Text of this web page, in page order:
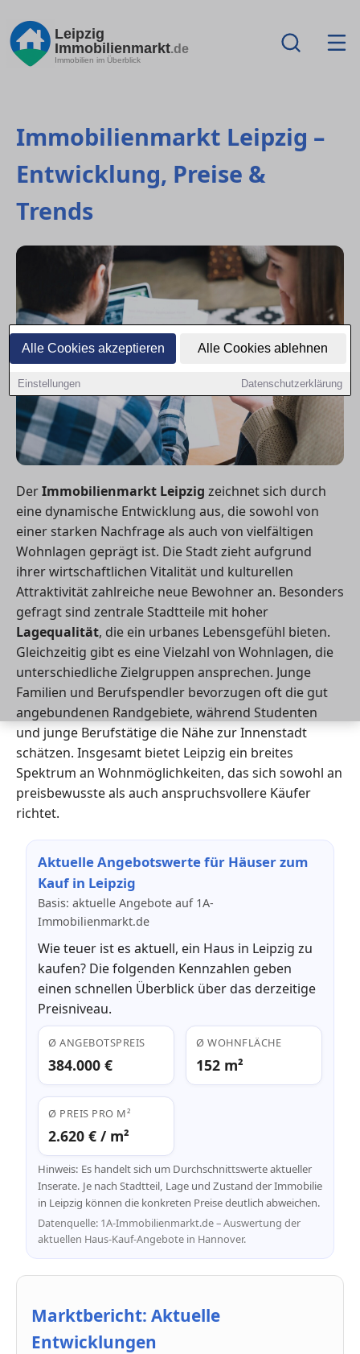
Alle Cookies akzeptieren Alle Cookies ablehnen
Einstellungen Datenschutzerklärung
Leipzig
Immobilienmarkt.de
Immobilien im Überblick
Immobilienmarkt Leipzig –
Entwicklung, Preise &
Trends
DerImmobilienmarkt Leipzig zeichnet sich durch
eine dynamische Entwicklung aus, die sowohl von
einer starken Nachfrage als auch von vielfältigen
Wohnlagen geprägt ist. Die Stadt zieht aufgrund
ihrer wirtschaftlichen Vitalität und kulturellen
Attraktivität zahlreiche neue Bewohner an. Besonders
gefragt sind zentrale Stadtteile mit hoher
Lagequalität, die ein urbanes Lebensgefühl bieten.
Gleichzeitig gibt es eine Vielzahl von Wohnlagen, die
unterschiedliche Zielgruppen ansprechen. Junge
Familien und Berufspendler bevorzugen oft die gut
angebundenen Randgebiete, während Studenten
und junge Berufstätige die Nähe zur Innenstadt
schätzen. Insgesamt bietet Leipzig ein breites
Spektrum an Wohnmöglichkeiten, das sich sowohl an
preisbewusste als auch anspruchsvollere Käufer
richtet.
Aktuelle Angebotswerte für Häuser zum
Kauf in Leipzig
Basis: aktuelle Angebote auf 1A-
Immobilienmarkt.de
Wie teuer ist es aktuell, ein Haus in Leipzig zu
kaufen? Die folgenden Kennzahlen geben
einen schnellen Überblick über das derzeitige
Preisniveau.
Ø ANGEBOTSPREIS
384.000 €
Ø WOHNFLÄCHE
152 m²
Ø PREIS PRO M²
2.620 € / m²
Hinweis: Es handelt sich um Durchschnittswerte aktueller
Inserate. Je nach Stadtteil, Lage und Zustand der Immobilie
in Leipzig können die konkreten Preise deutlich abweichen.
Datenquelle: 1A-Immobilienmarkt.de – Auswertung der
aktuellen Haus-Kauf-Angebote in Hannover.
Marktbericht: Aktuelle
Entwicklungen